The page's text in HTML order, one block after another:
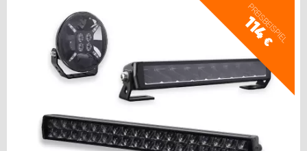
PREISBEISPIEL
114
€